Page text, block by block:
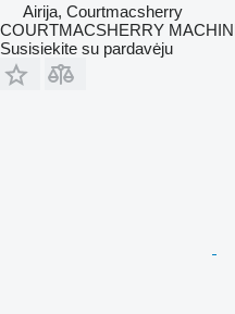
Airija, Courtmacsherry
COURTMACSHERRY
Susisiekite su pardavėju